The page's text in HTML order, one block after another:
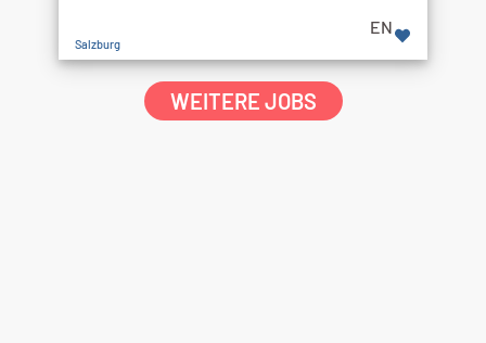
Salzburg
EN
WEITERE JOBS